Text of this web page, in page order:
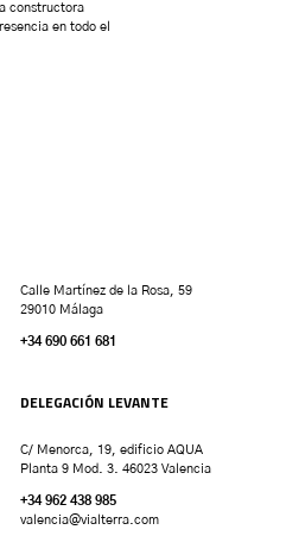
constructora
en todo el
Calle Martínez de la Rosa, 59
29010 Málaga
+34 690 661 681
DELEGACIÓN LEVANTE
C/ Menorca, 19, edificio AQUA
Planta 9 Mod. 3. 46023 Valencia
+34 962 438 985
valencia@vialterra.com